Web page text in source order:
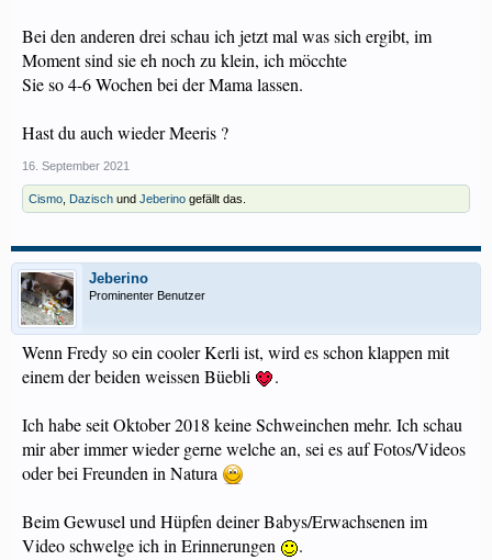
Bei den anderen drei schau ich jetzt mal was sich ergibt, im
Moment sind sie eh noch zu klein, ich möcchte
Sie so 4-6 Wochen bei der Mama lassen.
Hast du auch wieder Meeris ?
16. September 2021
Cismo Dazisch und Jeberino gefällt das.
Jeberino
Prominenter Benutzer
Wenn Fredy so ein cooler Kerli ist, wird es schon klappen mit
einem der beiden weissen Büebli
.
Ich habe seit Oktober 2018 keine Schweinchen mehr. Ich schau
mir aber immer wieder gerne welche an, sei es auf Fotos/Videos
oder bei Freunden in Natura
Beim Gewusel und Hüpfen deiner Babys/Erwachsenen im
Video schwelge ich in Erinnerungen
.